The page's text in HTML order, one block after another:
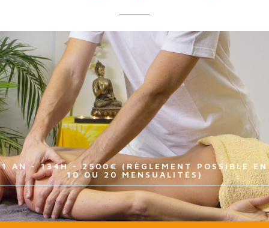
1 AN - 134H - 2500€ (RÈGLEMENT POSSIBLE EN
10 OU 20 MENSUALITÉS)